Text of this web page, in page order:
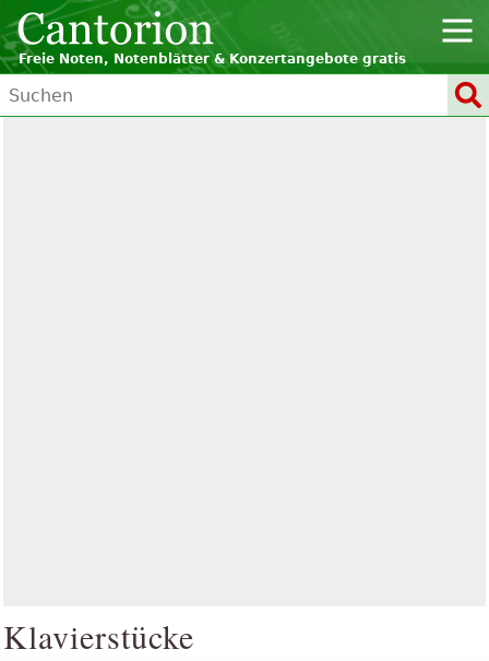
Freie Noten, Notenblätter & Konzertangebote gratis
Klavierstücke